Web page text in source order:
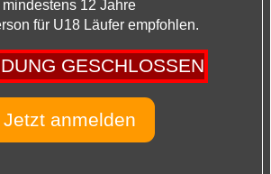
mindestens 12 Jahre
für U18 Läufer empfohlen.
GESCHLOSSEN
Jetzt anmelden